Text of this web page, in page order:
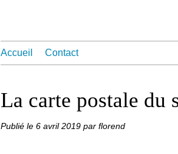
Accueil Contact
La carte postale du
Publié le 6 avril 2019 par florend